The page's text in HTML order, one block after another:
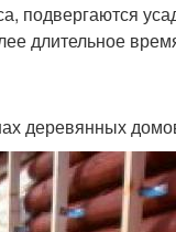
подвергаются
длительное
деревянных